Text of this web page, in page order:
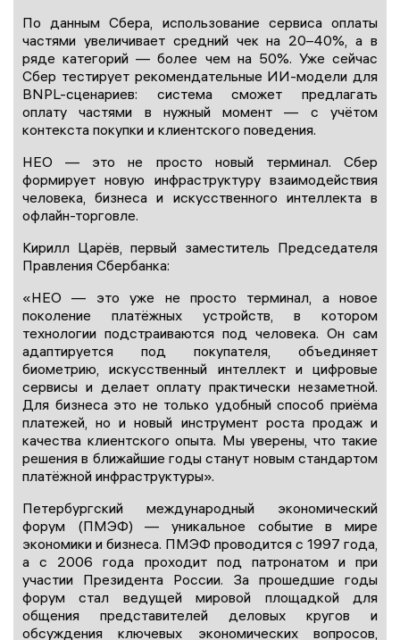
По данным Сбера, использование сервиса оплаты
частями увеличивает средний чек на 20–40%, а в
ряде категорий — более чем на 50%. Уже сейчас
Сбер тестирует рекомендательные ИИ-модели для
BNPL-сценариев: система сможет предлагать
оплату частями в нужный момент — с учётом
контекста покупки и клиентского поведения.
НЕО — это не просто новый терминал. Сбер
формирует новую инфраструктуру взаимодействия
человека, бизнеса и искусственного интеллекта в
офлайн-торговле.
Кирилл Царёв, первый заместитель Председателя
Правления Сбербанка:
«НЕО — это уже не просто терминал, а новое
поколение платёжных устройств, в котором
технологии подстраиваются под человека. Он сам
адаптируется под покупателя, объединяет
биометрию, искусственный интеллект и цифровые
сервисы и делает оплату практически незаметной.
Для бизнеса это не только удобный способ приёма
платежей, но и новый инструмент роста продаж и
качества клиентского опыта. Мы уверены, что такие
решения в ближайшие годы станут новым стандартом
платёжной инфраструктуры».
Петербургский международный экономический
форум (ПМЭФ) — уникальное событие в мире
экономики и бизнеса. ПМЭФ проводится с 1997 года,
а с 2006 года проходит под патронатом и при
участии Президента России. За прошедшие годы
форум стал ведущей мировой площадкой для
общения представителей деловых кругов и
обсуждения ключевых экономических вопросов,